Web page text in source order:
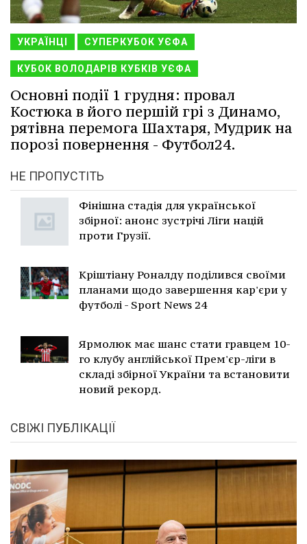
УКРАЇНЦІ СУПЕРКУБОК УЄФА
КУБОК ВОЛОДАРІВ КУБКІВ УЄФА
Основні події 1 грудня: провал
Костюка в його першій грі з Динамо,
рятівна перемога Шахтаря, Мудрик на
порозі повернення - Футбол24.
НЕ ПРОПУСТІТЬ
Фінішна стадія для української
збірної: анонс зустрічі Ліги націй
проти Грузії.
Кріштіану Роналду поділився своїми
планами щодо завершення кар'єри у
футболі - Sport News 24
Ярмолюк має шанс стати гравцем 10-
го клубу англійської Прем'єр-ліги в
складі збірної України та встановити
новий рекорд.
СВІЖІ ПУБЛІКАЦІЇ